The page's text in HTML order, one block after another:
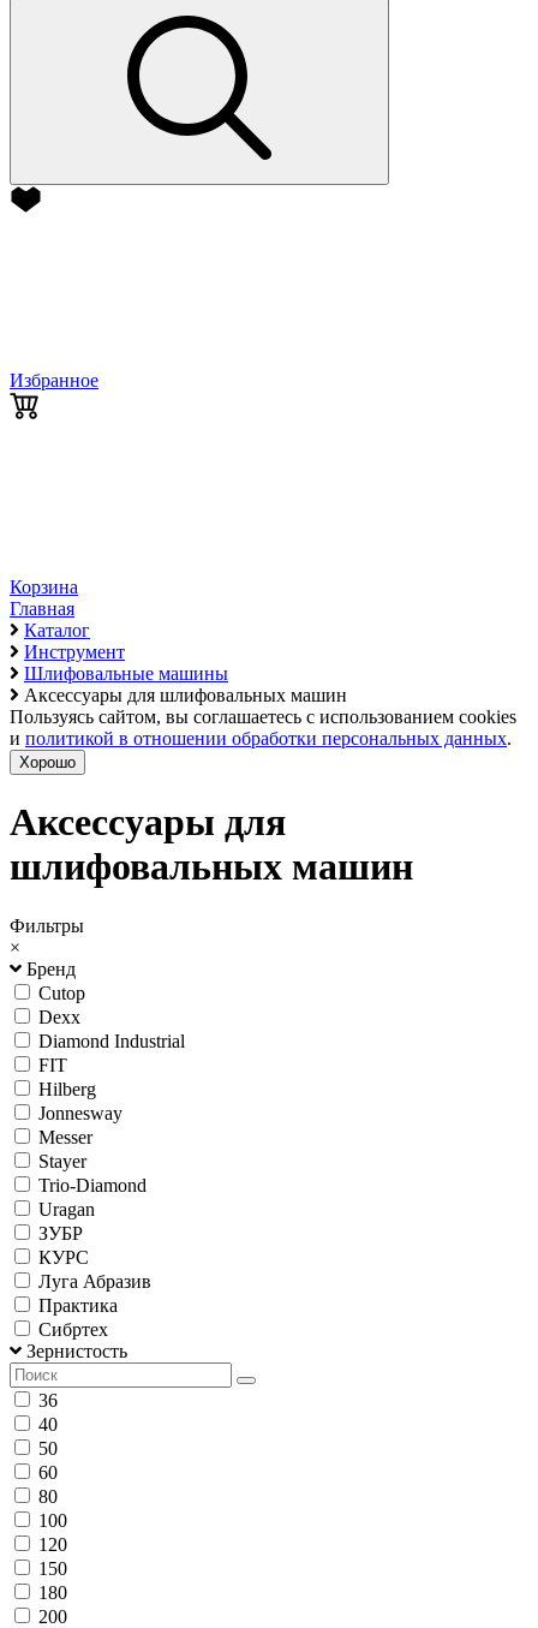
Избранное
Корзина
Главная
Каталог
Инструмент
Шлифовальные машины
Аксессуары для шлифовальных машин
Пользуясь сайтом, вы соглашаетесь с использованием cookies
и политикой в отношении обработки персональных данных.
Хорошо
Аксессуары для
шлифовальных машин
Фильтры
×
Бренд
Cutop
Dexx
Diamond Industrial
FIT
Hilberg
Jonnesway
Messer
Stayer
Trio-Diamond
Uragan
ЗУБР
КУРС
Луга Абразив
Практика
Сибртех
Зернистость
36
40
50
60
80
100
120
150
180
200